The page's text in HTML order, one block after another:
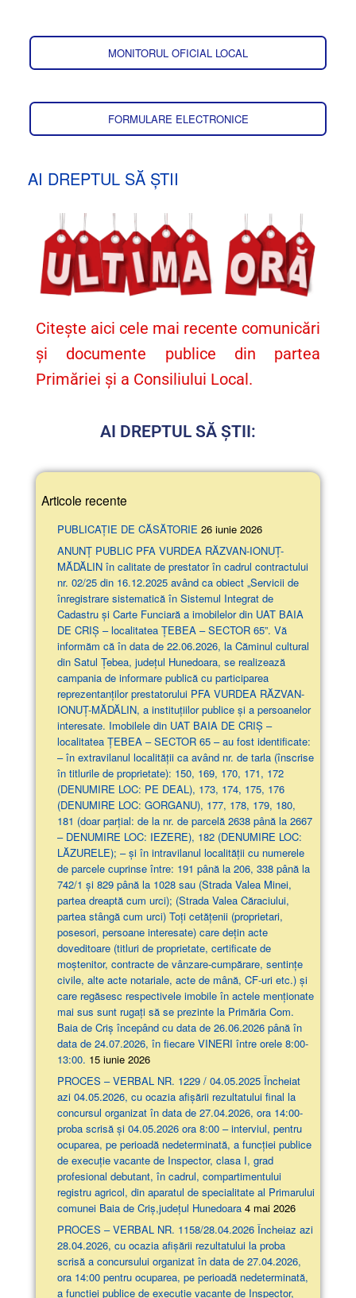
MONITORUL OFICIAL LOCAL
FORMULARE ELECTRONICE
AI DREPTUL SĂ ȘTII
Citește aici cele mai recente comunicări
și documente publice din partea
Primăriei și a Consiliului Local.
AI DREPTUL SĂ ȘTII:
Articole recente
PUBLICAȚIE DE CĂSĂTORIE 26 iunie 2026
ANUNŢ PUBLIC PFA VURDEA RĂZVAN-IONUȚ-
MĂDĂLIN în calitate de prestator în cadrul contractului
nr. 02/25 din 16.12.2025 având ca obiect „Servicii de
înregistrare sistematică în Sistemul Integrat de
Cadastru și Carte Funciară a imobilelor din UAT BAIA
DE CRIȘ – localitatea ȚEBEA – SECTOR 65”. Vă
informăm că în data de 22.06.2026, la Căminul cultural
din Satul Țebea, județul Hunedoara, se realizează
campania de informare publică cu participarea
reprezentanților prestatorului PFA VURDEA RĂZVAN-
IONUȚ-MĂDĂLIN, a instituțiilor publice și a persoanelor
interesate. Imobilele din UAT BAIA DE CRIȘ –
localitatea ȚEBEA – SECTOR 65 – au fost identificate:
– în extravilanul localităţii ca având nr. de tarla (înscrise
în titlurile de proprietate): 150, 169, 170, 171, 172
(DENUMIRE LOC: PE DEAL), 173, 174, 175, 176
(DENUMIRE LOC: GORGANU), 177, 178, 179, 180,
181 (doar parţial: de la nr. de parcelă 2638 până la 2667
– DENUMIRE LOC: IEZERE), 182 (DENUMIRE LOC:
LĂZURELE); – și în intravilanul localității cu numerele
de parcele cuprinse între: 191 până la 206, 338 până la
742/1 și 829 până la 1028 sau (Strada Valea Minei,
partea dreaptă cum urci); (Strada Valea Căraciului,
partea stângă cum urci) Toți cetățenii (proprietari,
posesori, persoane interesate) care dețin acte
doveditoare (titluri de proprietate, certificate de
moștenitor, contracte de vânzare-cumpărare, sentințe
civile, alte acte notariale, acte de mână, CF-uri etc.) și
care regăsesc respectivele imobile în actele menționate
mai sus sunt rugați să se prezinte la Primăria Com.
Baia de Criș începând cu data de 26.06.2026 până în
data de 24.07.2026, în fiecare VINERI între orele 8:00-
13:00. 15 iunie 2026
PROCES – VERBAL NR. 1229 / 04.05.2025 Încheiat
azi 04.05.2026, cu ocazia afişării rezultatului final la
concursul organizat în data de 27.04.2026, ora 14:00-
proba scrisă şi 04.05.2026 ora 8:00 – interviul, pentru
ocuparea, pe perioadă nedeterminată, a funcției publice
de execuție vacante de Inspector, clasa I, grad
profesional debutant, în cadrul, compartimentului
registru agricol, din aparatul de specialitate al Primarului
comunei Baia de Criș,județul Hunedoara 4 mai 2026
PROCES – VERBAL NR. 1158/28.04.2026 Încheiaz azi
28.04.2026, cu ocazia afişării rezultatului la proba
scrisă a concursului organizat în data de 27.04.2026,
ora 14:00 pentru ocuparea, pe perioadă nedeterminată,
a funcției publice de execuție vacante de Inspector,